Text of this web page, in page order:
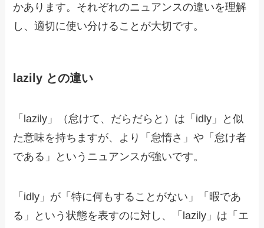
かあります。それぞれのニュアンスの違いを理解
し、適切に使い分けることが大切です。
lazily との違い
「lazily」（怠けて、だらだらと）は「idly」と似
た意味を持ちますが、より「怠惰さ」や「怠け者
である」というニュアンスが強いです。
「idly」が「特に何もすることがない」「暇であ
る」という状態を表すのに対し、「lazily」は「エ